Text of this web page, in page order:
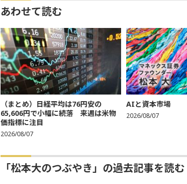
あわせて読む
（まとめ）日経平均は76円安の
65,606円で小幅に続落 来週は米物
価指標に注目
2026/08/07
AIと資本市場
2026/08/07
「松本大のつぶやき」の過去記事を読む